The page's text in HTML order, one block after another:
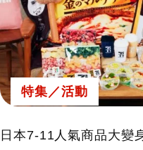
特集／活動
日本7-11人氣商品大變